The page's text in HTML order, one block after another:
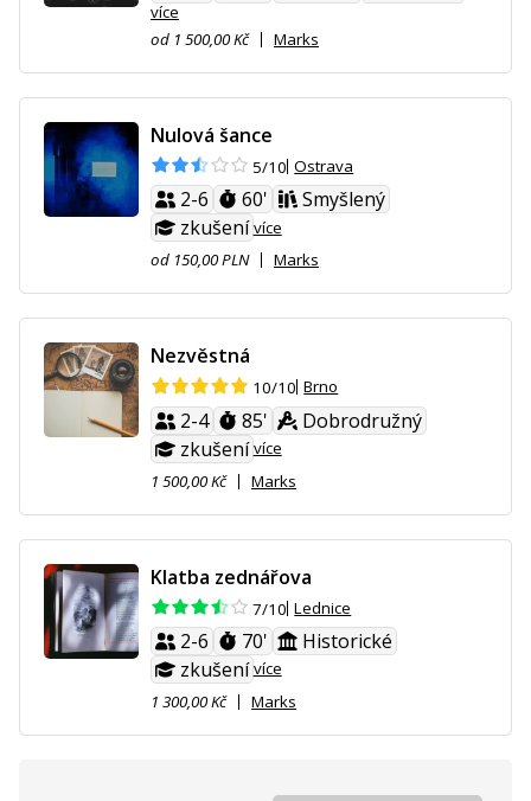
více
od 1 500,00 Kč
Marks
Nulová šance
5/10 Ostrava
2-6 60'
Smyšlený
zkušení více
od 150,00 PLN
Marks
Nezvěstná
10/10 Brno
2-4 85'
Dobrodružný
zkušení více
1 500,00 Kč
Marks
Klatba zednářova
7/10 Lednice
2-6 70'
Historické
zkušení více
1 300,00 Kč
Marks